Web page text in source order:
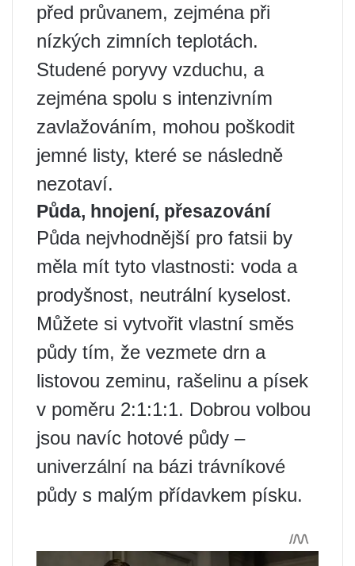
před průvanem, zejména při
nízkých zimních teplotách.
Studené poryvy vzduchu, a
zejména spolu s intenzivním
zavlažováním, mohou poškodit
jemné listy, které se následně
nezotaví.
Půda, hnojení, přesazování
Půda nejvhodnější pro fatsii by
měla mít tyto vlastnosti: voda a
prodyšnost, neutrální kyselost.
Můžete si vytvořit vlastní směs
půdy tím, že vezmete drn a
listovou zeminu, rašelinu a písek
v poměru 2:1:1:1. Dobrou volbou
jsou navíc hotové půdy –
univerzální na bázi trávníkové
půdy s malým přídavkem písku.